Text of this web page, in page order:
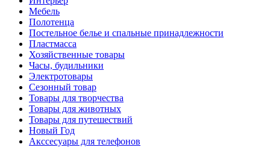
Мебель
Полотенца
Постельное белье и спальные принадлежности
Пластмасса
Хозяйственные товары
Часы, будильники
Электротовары
Сезонный товар
Товары для творчества
Товары для животных
Товары для путешествий
Новый Год
Акссесуары для телефонов